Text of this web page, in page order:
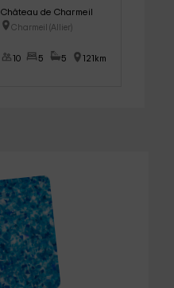
Château de Charmeil
Charmeil (Allier)
10 5 5 121km